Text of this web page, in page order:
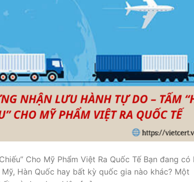
Cho Mỹ Phẩm Việt Ra Quốc Tế Bạn đang có
Hàn Quốc hay bất kỳ quốc gia nào khác? Một